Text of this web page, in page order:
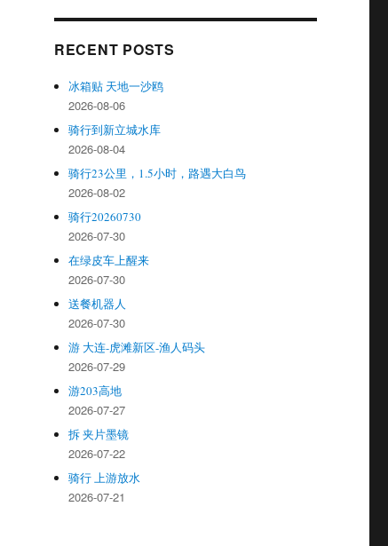
RECENT POSTS
冰箱贴 天地一沙鸥
2026-08-06
骑行到新立城水库
2026-08-04
骑行23公里，1.5小时，路遇大白鸟
2026-08-02
骑行20260730
2026-07-30
在绿皮车上醒来
2026-07-30
送餐机器人
2026-07-30
游 大连-虎滩新区-渔人码头
2026-07-29
游203高地
2026-07-27
拆 夹片墨镜
2026-07-22
骑行 上游放水
2026-07-21